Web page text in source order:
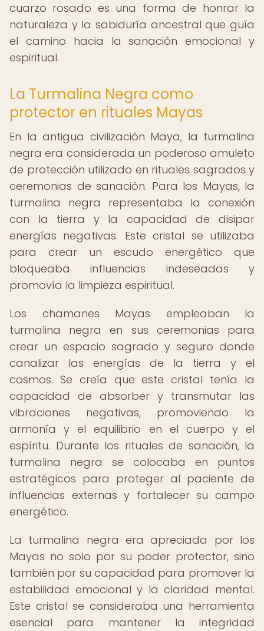
cuarzo rosado es una forma de honrar la
naturaleza y la sabiduría ancestral que guía
el camino hacia la sanación emocional y
espiritual.
La Turmalina Negra como
protector en rituales Mayas
En la antigua civilización Maya, la turmalina
negra era considerada un poderoso amuleto
de protección utilizado en rituales sagrados y
ceremonias de sanación. Para los Mayas, la
turmalina negra representaba la conexión
con la tierra y la capacidad de disipar
energías negativas. Este cristal se utilizaba
para crear un escudo energético que
bloqueaba influencias indeseadas y
promovía la limpieza espiritual.
Los chamanes Mayas empleaban la
turmalina negra en sus ceremonias para
crear un espacio sagrado y seguro donde
canalizar las energías de la tierra y el
cosmos. Se creía que este cristal tenía la
capacidad de absorber y transmutar las
vibraciones negativas, promoviendo la
armonía y el equilibrio en el cuerpo y el
espíritu. Durante los rituales de sanación, la
turmalina negra se colocaba en puntos
estratégicos para proteger al paciente de
influencias externas y fortalecer su campo
energético.
La turmalina negra era apreciada por los
Mayas no solo por su poder protector, sino
también por su capacidad para promover la
estabilidad emocional y la claridad mental.
Este cristal se consideraba una herramienta
esencial para mantener la integridad